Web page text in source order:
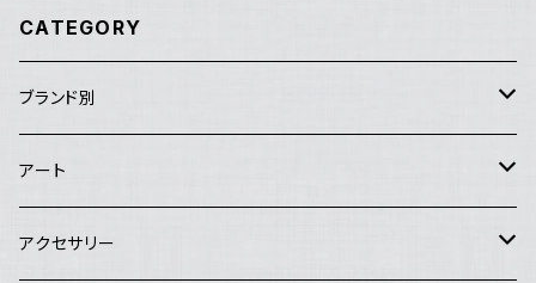
CATEGORY
ブランド別
アートセンターHANA
Good job!center
アート
エイブルアート
アクセサリー